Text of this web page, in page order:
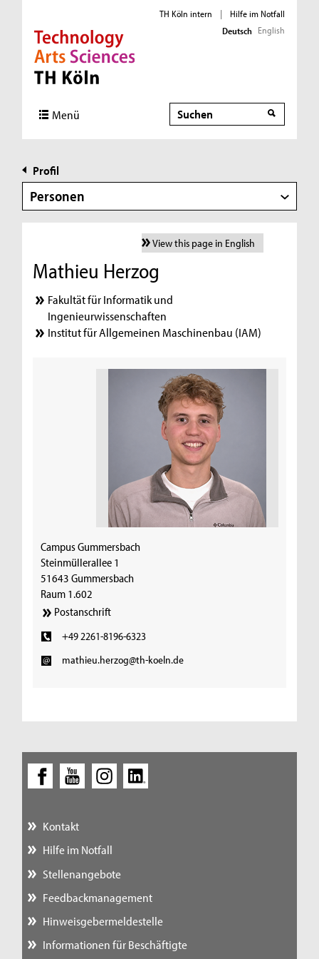
Direkt zur Hauptnavigation
Direkt zur Subnavigation
Direkt zum Inhalt
Direkt zum Fußbereich
TH Köln intern |
Hilfe im Notfall
Deutsch English
Menü Suche
Profil
Personen
View this page in English
Mathieu Herzog
Fakultät für Informatik und
Ingenieurwissenschaften
Institut für Allgemeinen Maschinenbau (IAM)
Campus Gummersbach
Steinmüllerallee 1
51643 Gummersbach
Raum 1.602
Postanschrift
+49 2261-8196-6323
mathieu.herzog@th-koeln.de
Kontakt
Hilfe im Notfall
Stellenangebote
Feedbackmanagement
Hinweisgebermeldestelle
Informationen für Beschäftigte